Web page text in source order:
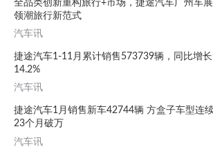
全品类创新重构旅行+市场，捷途汽车广州车展
领潮旅行新范式
汽车讯
捷途汽车1-11月累计销售573739辆，同比增长
14.2%
汽车讯
捷途汽车1月销售新车42744辆 方盒子车型连续
23个月破万
汽车讯